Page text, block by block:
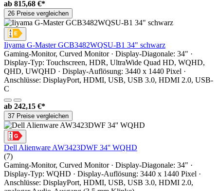
ab 815,68 €*
26 Preise vergleichen
Iiyama G-Master GCB3482WQSU-B1 34" schwarz
Gaming-Monitor, Curved Monitor · Display-Diagonale: 34" ·
Display-Typ: Touchscreen, HDR, UltraWide Quad HD, WQHD,
QHD, UWQHD · Display-Auflösung: 3440 x 1440 Pixel ·
Anschlüsse: DisplayPort, HDMI, USB, USB 3.0, HDMI 2.0, USB-
C
ab 242,15 €*
37 Preise vergleichen
Dell Alienware AW3423DWF 34'' WQHD
(7)
Gaming-Monitor, Curved Monitor · Display-Diagonale: 34" ·
Display-Typ: WQHD · Display-Auflösung: 3440 x 1440 Pixel ·
Anschlüsse: DisplayPort, HDMI, USB, USB 3.0, HDMI 2.0,